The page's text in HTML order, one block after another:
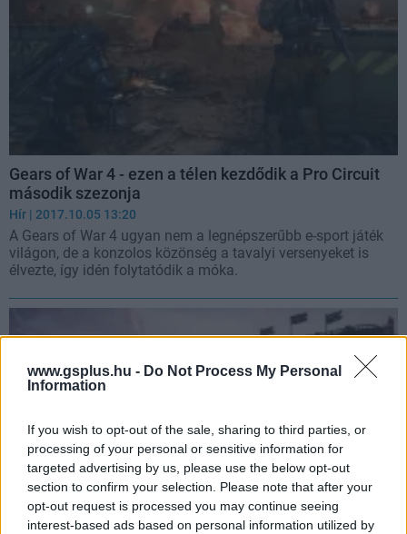
www.gsplus.hu - Do Not Process My Personal
Information
If you wish to opt-out of the sale, sharing to third parties, or
processing of your personal or sensitive information for
targeted advertising by us, please use the below opt-out
section to confirm your selection. Please note that after your
opt-out request is processed you may continue seeing
interest-based ads based on personal information utilized by
Gears of War 4 - ezen a télen kezdődik a Pro Circuit
második szezonja
Hír | 2017.10.05 13:20
A Gears of War 4 ugyan nem a legnépszerűbb e-sport játék
világon, de a konzolos közönség a tavalyi versenyeket is
élvezte, így idén folytatódik a móka.